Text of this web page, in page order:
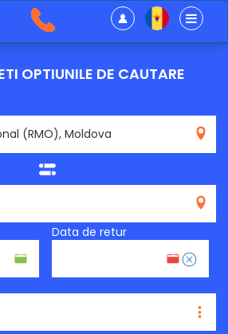
OPTIUNILE DE CAUTARE
Data de retur